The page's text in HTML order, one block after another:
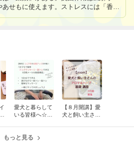
せもに使えます。ストレスには「香
要な精油を選んで、クリームにした
愛犬と暮らして
いる皆様へ☆
筋トレをお届け
【８月開講】愛
犬と飼い主さん
もっと見る